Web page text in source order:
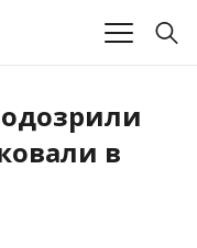
в